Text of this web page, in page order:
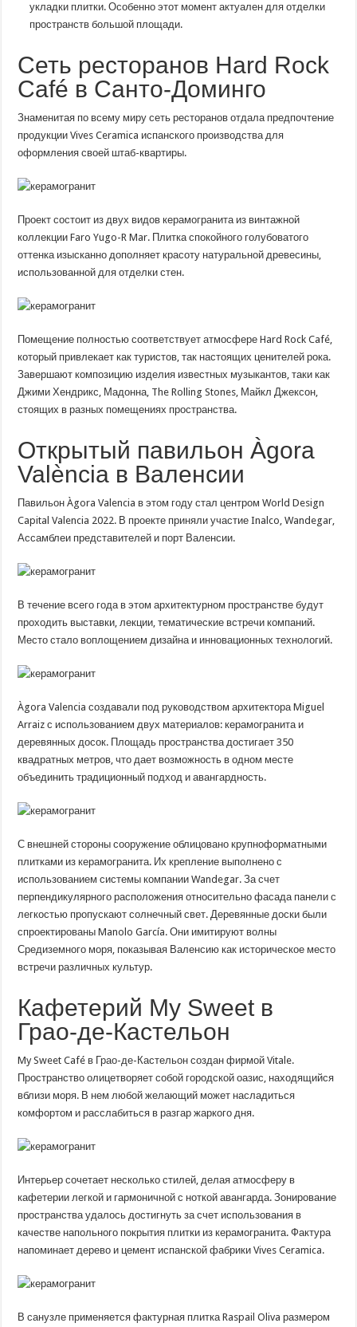
укладки плитки. Особенно этот момент актуален для отделки
пространств большой площади.
Сеть ресторанов Hard Rock
Café в Санто-Доминго
Знаменитая по всему миру сеть ресторанов отдала предпочтение
продукции Vives Ceramica испанского производства для
оформления своей штаб-квартиры.
Проект состоит из двух видов керамогранита из винтажной
коллекции Faro Yugo-R Mar. Плитка спокойного голубоватого
оттенка изысканно дополняет красоту натуральной древесины,
использованной для отделки стен.
Помещение полностью соответствует атмосфере Hard Rock Café,
который привлекает как туристов, так настоящих ценителей рока.
Завершают композицию изделия известных музыкантов, таки как
Джими Хендрикс, Мадонна, The Rolling Stones, Майкл Джексон,
стоящих в разных помещениях пространства.
Открытый павильон Àgora
València в Валенсии
Павильон Àgora Valencia в этом году стал центром World Design
Capital Valencia 2022. В проекте приняли участие Inalco, Wandegar,
Ассамблеи представителей и порт Валенсии.
В течение всего года в этом архитектурном пространстве будут
проходить выставки, лекции, тематические встречи компаний.
Место стало воплощением дизайна и инновационных технологий.
Àgora Valencia создавали под руководством архитектора Miguel
Arraiz с использованием двух материалов: керамогранита и
деревянных досок. Площадь пространства достигает 350
квадратных метров, что дает возможность в одном месте
объединить традиционный подход и авангардность.
С внешней стороны сооружение облицовано крупноформатными
плитками из керамогранита. Их крепление выполнено с
использованием системы компании Wandegar. За счет
перпендикулярного расположения относительно фасада панели с
легкостью пропускают солнечный свет. Деревянные доски были
спроектированы Manolo García. Они имитируют волны
Средиземного моря, показывая Валенсию как историческое место
встречи различных культур.
Кафетерий My Sweet в
Грао-де-Кастельон
My Sweet Café в Грао-де-Кастельон создан фирмой Vitale.
Пространство олицетворяет собой городской оазис, находящийся
вблизи моря. В нем любой желающий может насладиться
комфортом и расслабиться в разгар жаркого дня.
Интерьер сочетает несколько стилей, делая атмосферу в
кафетерии легкой и гармоничной с ноткой авангарда. Зонирование
пространства удалось достигнуть за счет использования в
качестве напольного покрытия плитки из керамогранита. Фактура
напоминает дерево и цемент испанской фабрики Vives Ceramica.
В санузле применяется фактурная плитка Raspail Oliva размером